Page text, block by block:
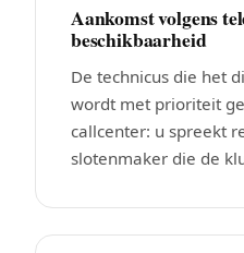
Aankomst volgens
beschikbaarheid
De technicus die het
wordt met prioriteit
callcenter: u spreekt
slotenmaker die de